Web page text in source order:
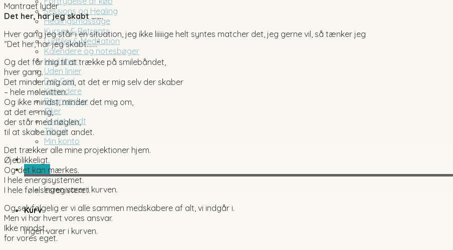
Sessions og Healing
Healingsmassage
Kurser & Retreats
Lydfiler & Meditation
Kalendere og notesbøger
Med linier
Uden linier
Dot Grid
Kalendere
Bogmærker
Olier
Andet godt
Tilbud
Min konto
0,00kr.
Ingen varer i kurven.
Kurv
Ingen varer i kurven.
Mantraet lyder
Det her, har jeg skabt …….
Hver gang jeg står i en situation, jeg ikke liiiiige helt syntes matcher det, jeg gerne vil, så tænker jeg
“Det her, har jeg skabt…….”
Og det får mig til at trække på smilebåndet,
hver gang.
Det minder mig om, at det er mig selv der skaber
– hele molevitten.
Og ikke mindst, minder det mig om,
at det er mig,
der står med nøglen,
til at skabe noget andet.
Det trækker alle mine projektioner hjem.
Øjeblikkeligt.
Og det kan mærkes.
I hele energisystemet.
I hele følelsesregisteret.
Og selvfølgelig er vi alle sammen medskabere af alt, vi indgår i.
Men vi har hvert vores ansvar.
Ikke mindst,
for vores eget.